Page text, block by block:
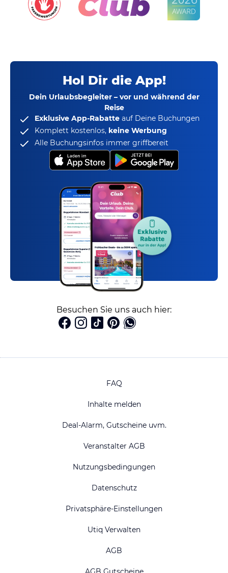
Hol Dir die App!
Dein Urlaubsbegleiter – vor und während der
Reise
Exklusive App-Rabatte auf Deine Buchungen
Komplett kostenlos, keine Werbung
Alle Buchungsinfos immer griffbereit
Besuchen Sie uns auch hier:
FAQ
Inhalte melden
Deal-Alarm, Gutscheine uvm.
Veranstalter AGB
Nutzungsbedingungen
Datenschutz
Privatsphäre-Einstellungen
Utiq Verwalten
AGB